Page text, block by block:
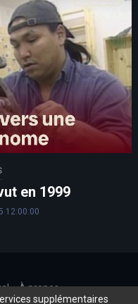
en 1999
12:00:00
supplémentaires
À propos